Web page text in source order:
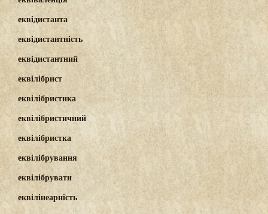
еквідистанта
еквідистантність
еквідистантний
еквілібрист
еквілібристика
еквілібристичний
еквілібристка
еквілібрування
еквілібрувати
еквілінеарність